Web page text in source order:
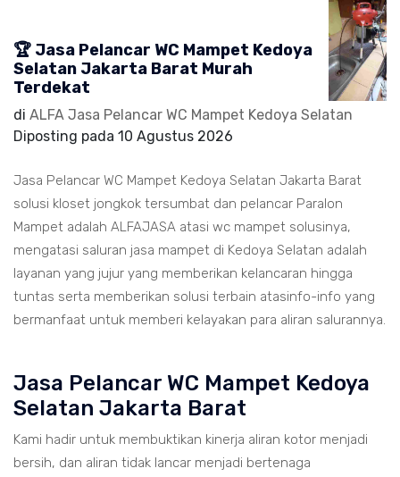
🏆 Jasa Pelancar WC Mampet Kedoya
Selatan Jakarta Barat Murah
Terdekat
di ALFA Jasa Pelancar WC Mampet Kedoya Selatan
Diposting pada 10 Agustus 2026
Jasa Pelancar WC Mampet Kedoya Selatan Jakarta Barat
solusi kloset jongkok tersumbat dan pelancar Paralon
Mampet adalah ALFAJASA atasi wc mampet solusinya,
mengatasi saluran jasa mampet di Kedoya Selatan adalah
layanan yang jujur yang memberikan kelancaran hingga
tuntas serta memberikan solusi terbain atasinfo-info yang
bermanfaat untuk memberi kelayakan para aliran salurannya.
Jasa Pelancar WC Mampet Kedoya
Selatan Jakarta Barat
Kami hadir untuk membuktikan kinerja aliran kotor menjadi
bersih, dan aliran tidak lancar menjadi bertenaga